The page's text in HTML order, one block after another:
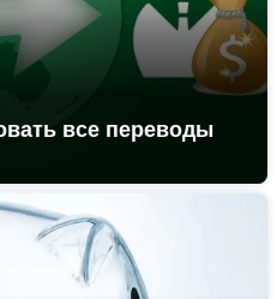
все переводы